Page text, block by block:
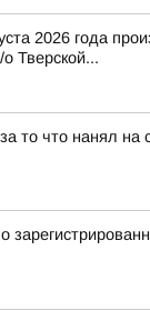
2026 года
Тверской...
то что нанял на